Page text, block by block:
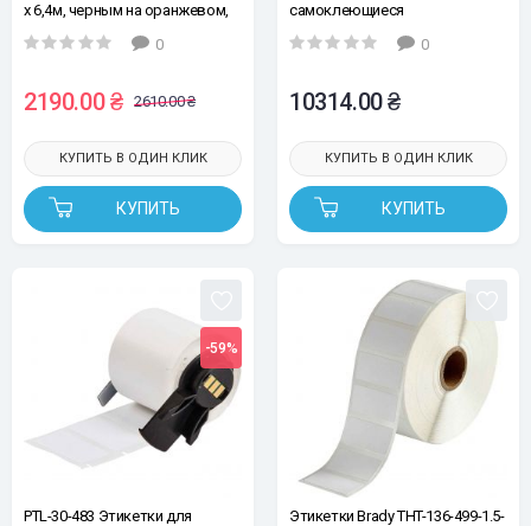
х 6,4м, черным на оранжевом,
винил, лента для принтеров
0
2190.00 ₴ 2610.00 ₴
КУПИТЬ
КУПИТЬ В ОДИН КЛИК
самоклеющиеся
Freezerbondz™; полиэстер,
рулон - 250 шт, белые (снято с
производства, аналогичные
свойства - M6-205-492)
0
10314.00 ₴
КУПИТЬ
КУПИТЬ В ОДИН КЛИК
-59%
PTL-30-483 Этикетки для
Этикетки Brady THT-136-499-1.5-